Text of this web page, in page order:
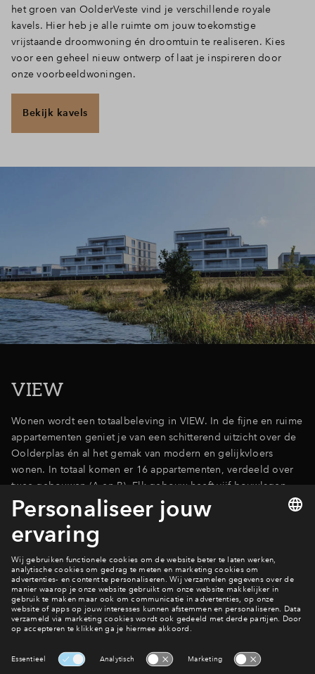
het groen van OolderVeste vind je verschillende royale
kavels. Hier heb je alle ruimte om jouw toekomstige
vrijstaande droomwoning én droomtuin te realiseren. Kies
voor een geheel nieuw ontwerp of laat je inspireren door
onze voorbeeldwoningen.
Bekijk kavels
VIEW
Wonen wordt een totaalbeleving in VIEW. In de fijne en ruime
appartementen geniet je van een schitterend uitzicht over de
Oolderplas én al het gemak van modern en gelijkvloers
wonen. In totaal komen er 16 appartementen, verdeeld over
twee gebouwen (A en B). Elk gebouw heeft vijf bouwlagen.
Bekijk VIEW
Wonen in OolverVeste
Woningen
Interesse? Meld je dan snel aan